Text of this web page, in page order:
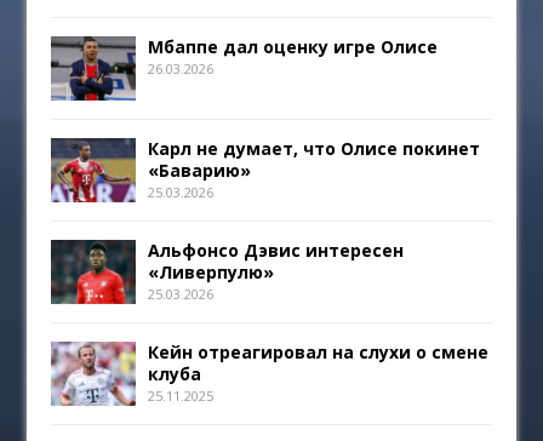
Мбаппе дал оценку игре Олисе
26.03.2026
Карл не думает, что Олисе покинет
«Баварию»
25.03.2026
Альфонсо Дэвис интересен
«Ливерпулю»
25.03.2026
Кейн отреагировал на слухи о смене
клуба
25.11.2025